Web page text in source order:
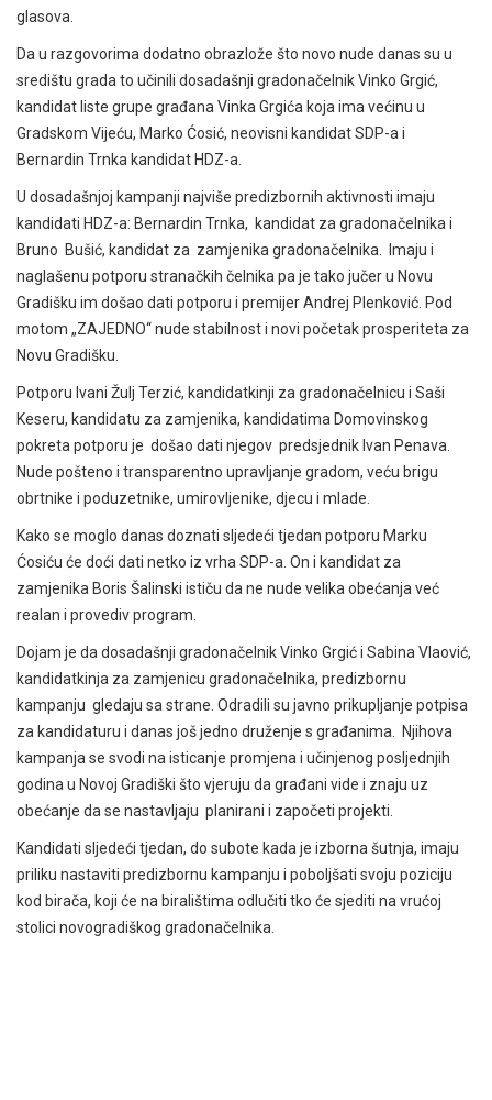
glasova.
Da u razgovorima dodatno obrazlože što novo nude danas su u
središtu grada to učinili dosadašnji gradonačelnik Vinko Grgić,
kandidat liste grupe građana Vinka Grgića koja ima većinu u
Gradskom Vijeću, Marko Ćosić, neovisni kandidat SDP-a i
Bernardin Trnka kandidat HDZ-a.
U dosadašnjoj kampanji najviše predizbornih aktivnosti imaju
kandidati HDZ-a: Bernardin Trnka, kandidat za gradonačelnika i
Bruno Bušić, kandidat za zamjenika gradonačelnika. Imaju i
naglašenu potporu stranačkih čelnika pa je tako jučer u Novu
Gradišku im došao dati potporu i premijer Andrej Plenković. Pod
motom „ZAJEDNO“ nude stabilnost i novi početak prosperiteta za
Novu Gradišku.
Potporu Ivani Žulj Terzić, kandidatkinji za gradonačelnicu i Saši
Keseru, kandidatu za zamjenika, kandidatima Domovinskog
pokreta potporu je došao dati njegov predsjednik Ivan Penava.
Nude pošteno i transparentno upravljanje gradom, veću brigu
obrtnike i poduzetnike, umirovljenike, djecu i mlade.
Kako se moglo danas doznati sljedeći tjedan potporu Marku
Ćosiću će doći dati netko iz vrha SDP-a. On i kandidat za
zamjenika Boris Šalinski ističu da ne nude velika obećanja već
realan i provediv program.
Dojam je da dosadašnji gradonačelnik Vinko Grgić i Sabina Vlaović,
kandidatkinja za zamjenicu gradonačelnika, predizbornu
kampanju gledaju sa strane. Odradili su javno prikupljanje potpisa
za kandidaturu i danas još jedno druženje s građanima. Njihova
kampanja se svodi na isticanje promjena i učinjenog posljednjih
godina u Novoj Gradiški što vjeruju da građani vide i znaju uz
obećanje da se nastavljaju planirani i započeti projekti.
Kandidati sljedeći tjedan, do subote kada je izborna šutnja, imaju
priliku nastaviti predizbornu kampanju i poboljšati svoju poziciju
kod birača, koji će na biralištima odlučiti tko će sjediti na vrućoj
stolici novogradiškog gradonačelnika.